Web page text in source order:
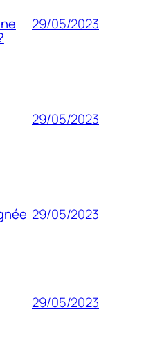
29/05/2023
29/05/2023
29/05/2023
29/05/2023